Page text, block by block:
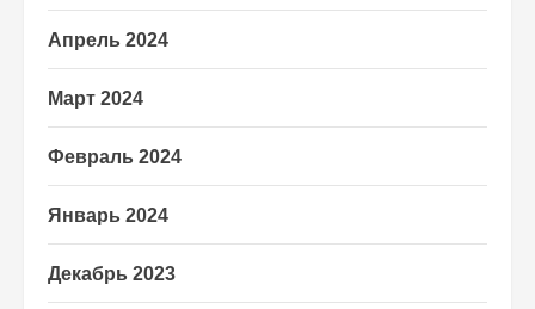
Апрель 2024
Март 2024
Февраль 2024
Январь 2024
Декабрь 2023